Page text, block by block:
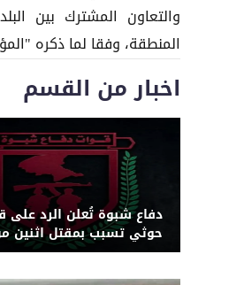
والتعاون المشترك بين
المنطقة، وفقا لما ذكره
اخبار من القسم
دفاع شبوة تُعلن الرد
حوثي تسبب بمقتل اثنين
قواتها بجبهة حريب